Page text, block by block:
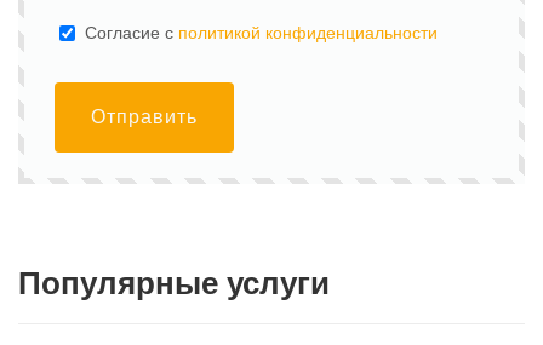
Cогласие с политикой конфиденциальности
Отправить
Популярные услуги